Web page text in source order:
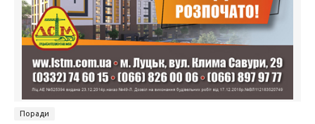
Поради